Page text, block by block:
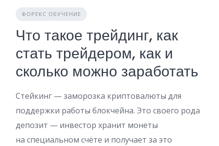
ФОРЕКС ОБУЧЕНИЕ
Что такое трейдинг, как
стать трейдером, как и
сколько можно заработать
Стейкинг — заморозка криптовалюты для
поддержки работы блокчейна. Это своего рода
депозит — инвестор хранит монеты
на специальном счёте и получает за это